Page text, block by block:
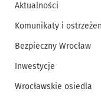
Aktualności
Komunikaty i
Bezpieczny Wrocław
Inwestycje
Wrocławskie osiedla